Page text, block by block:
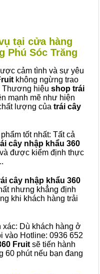
tại cửa hàng
Phú Sóc Trăng
cảm tình và sự yêu
không ngừng trao
Thương hiệu shop trái
mạnh mẽ như hiện
lượng của trái cây
tốt nhất: Tất cả
cây nhập khẩu 360
được kiểm định thực
cây nhập khẩu 360
nhưng khẳng định
khi khách hàng trải
xác: Dù khách hàng ở
vào Hotline: 0936 652
Fruit sẽ tiến hành
60 phút nếu bạn đang